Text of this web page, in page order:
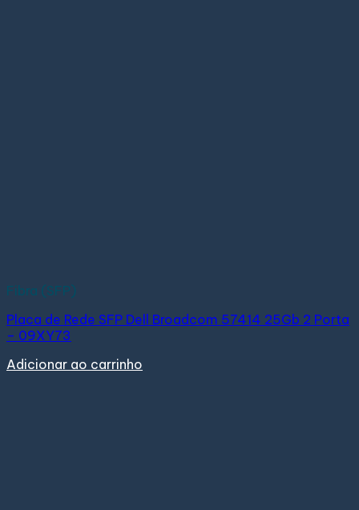
Fibra (SFP)
Placa de Rede SFP Dell Broadcom 57414 25Gb 2 Porta
– 09XY73
Adicionar ao carrinho